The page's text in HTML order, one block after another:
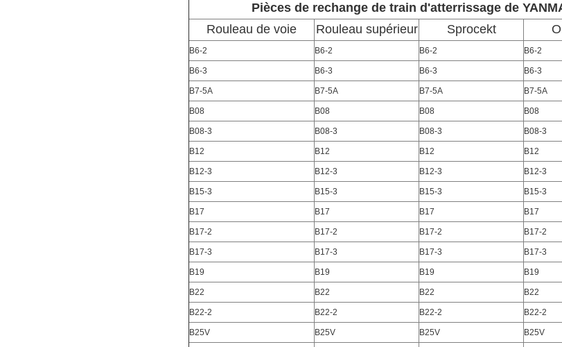
Pièces de rechange de train d'atterrissage de
Rouleau de voie
Rouleau supérieur Sprocekt
B6-2 B6-2 B6-2 B6-2
B6-3 B6-3 B6-3 B6-3
B7-5A B7-5A B7-5A B7-5A
B08 B08 B08 B08
B08-3 B08-3 B08-3 B08-3
B12 B12 B12 B12
B12-3 B12-3 B12-3 B12-3
B15-3 B15-3 B15-3 B15-3
B17 B17 B17 B17
B17-2 B17-2 B17-2 B17-2
B17-3 B17-3 B17-3 B17-3
B19 B19 B19 B19
B22 B22 B22 B22
B22-2 B22-2 B22-2 B22-2
B25V B25V B25V B25V